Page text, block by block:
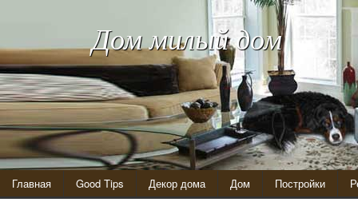
Дом милый дом
Главная Good Tips Декор дома Дом Постройки